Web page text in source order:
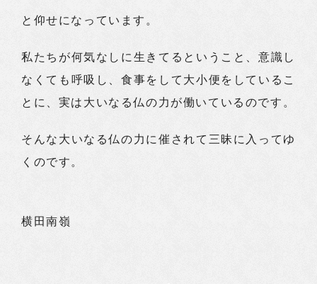
と仰せになっています。
私たちが何気なしに生きてるということ、意識し
なくても呼吸し、食事をして大小便をしているこ
とに、実は大いなる仏の力が働いているのです。
そんな大いなる仏の力に催されて三昧に入ってゆ
くのです。
横田南嶺